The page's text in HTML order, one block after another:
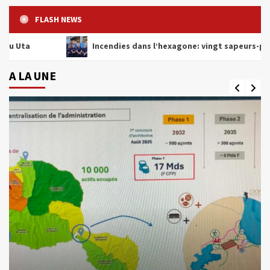
FLASH NEWS
Incendies dans l’hexagone: vingt sapeurs-pompiers
A LA UNE